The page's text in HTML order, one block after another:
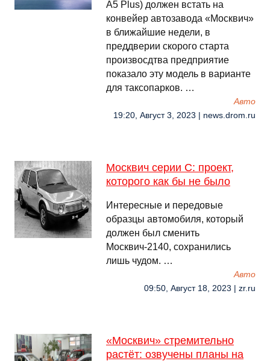
A5 Plus) должен встать на
конвейер автозавода «Москвич»
в ближайшие недели, в
преддверии скорого старта
произвосдтва предприятие
показало эту модель в варианте
для таксопарков. …
Авто
19:20, Август 3, 2023 | news.drom.ru
Москвич серии С: проект,
которого как бы не было
Интересные и передовые
образцы автомобиля, который
должен был сменить
Москвич-2140, сохранились
лишь чудом. …
Авто
09:50, Август 18, 2023 | zr.ru
«Москвич» стремительно
растёт: озвучены планы на